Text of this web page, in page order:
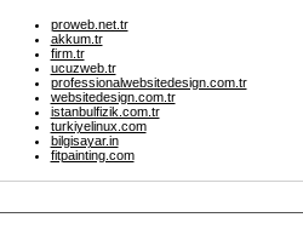
proweb.net.tr
akkum.tr
firm.tr
ucuzweb.tr
professionalwebsitedesign.com.tr
websitedesign.com.tr
istanbulfizik.com.tr
turkiyelinux.com
bilgisayar.in
fitpainting.com